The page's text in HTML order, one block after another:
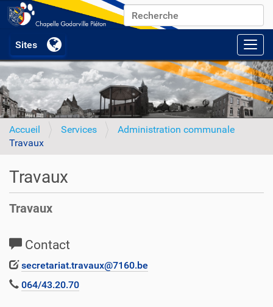
Chercher par
Recherche avancée…
Accueil Services
Administration communale
Travaux
Travaux
Travaux
Contact
secretariat.travaux@7160.be
064/43.20.70